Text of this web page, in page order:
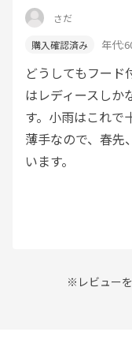
さだ
年代:
どうしてもフー
はレディースしか
す。小雨はこれで
薄手なので、春先
います。
※レビュー